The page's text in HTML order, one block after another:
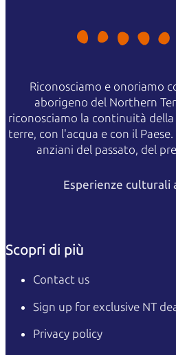
17 years and under
NT resident vehicle
Valid for driver and all
passengers in the vehicle.
Excludes tour or hire vehicles.
Not
Passes can also be purchased at
Riconosciamo e onoriamo
aborigeno del Northern
riconosciamo la continuità
terre, con l'acqua e con il
anziani del passato, del
Esperienze culturali
Scopri di più
Contact us
Sign up for exclusive NT
Privacy policy